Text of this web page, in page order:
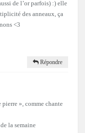
de l’or parfois) :) elle
des anneaux, ça
<3
Répondre
pierre », comme chante
la semaine